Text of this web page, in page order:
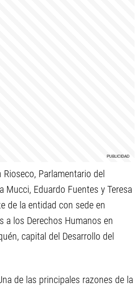
Parlamentario del
Mucci, Eduardo Fuentes y Teresa
de la entidad con sede en
a los Derechos Humanos en
capital del Desarrollo del
de las principales razones de la